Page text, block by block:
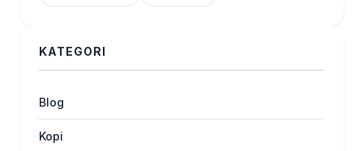
KATEGORI
Blog
Kopi